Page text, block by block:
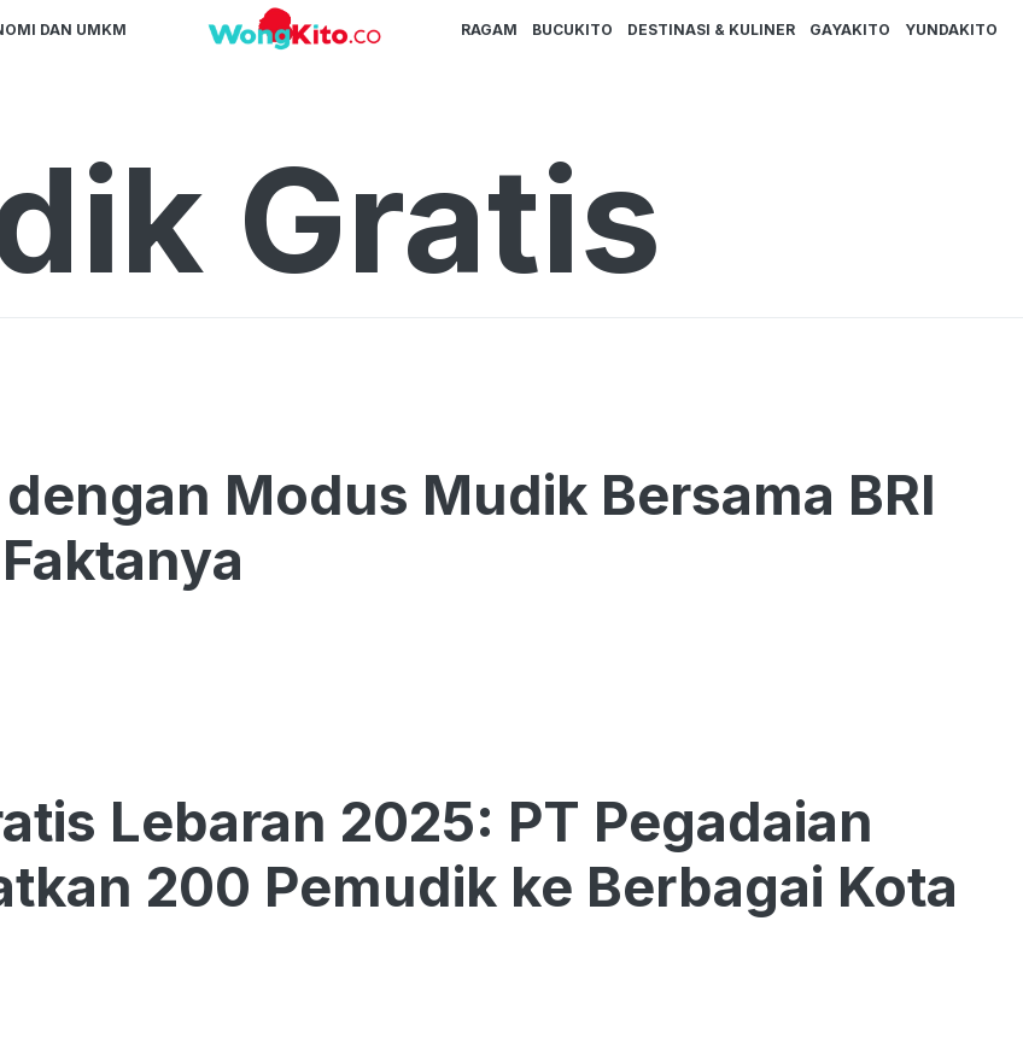
DAN UMKM RAGAM BUCUKITO DESTINASI & KULINER GAYAKITO YUNDAKITO
Gratis
Modus Mudik Bersama BRI
Lebaran 2025: PT Pegadaian
200 Pemudik ke Berbagai Kota